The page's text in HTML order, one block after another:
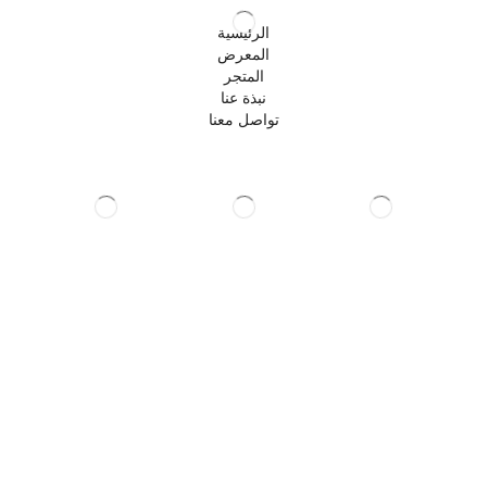
الرئيسية
المعرض
المتجر
نبذة عنا
تواصل معنا